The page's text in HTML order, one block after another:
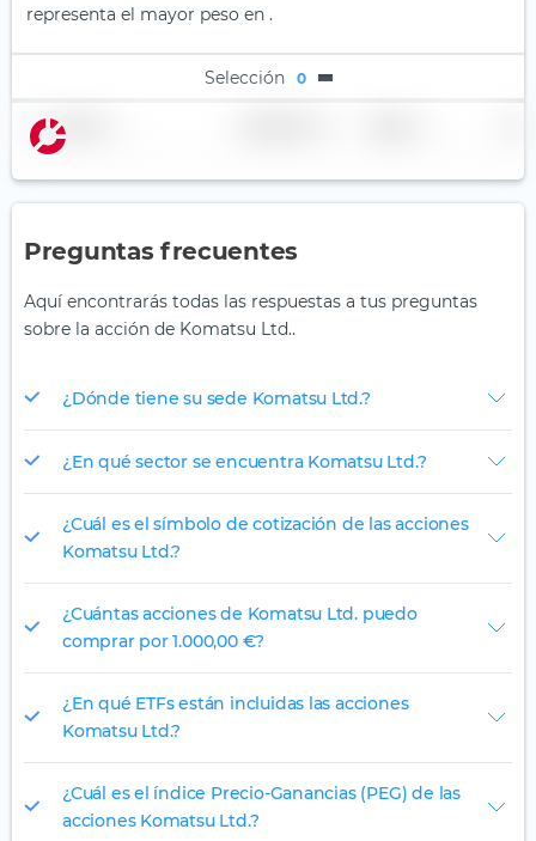
representa el mayor peso en .
Selección 0
Nombre
Preguntas frecuentes
Aquí encontrarás todas las respuestas a tus preguntas
sobre la acción de Komatsu Ltd..
¿Dónde tiene su sede Komatsu Ltd.?
¿En qué sector se encuentra Komatsu Ltd.?
¿Cuál es el símbolo de cotización de las acciones
Komatsu Ltd.?
¿Cuántas acciones de Komatsu Ltd. puedo
comprar por 1.000,00 €?
¿En qué ETFs están incluidas las acciones
Komatsu Ltd.?
¿Cuál es el índice Precio-Ganancias (PEG) de las
acciones Komatsu Ltd.?